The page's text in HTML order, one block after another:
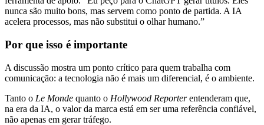
nunca são muito bons, mas servem como ponto de partida. A IA
acelera processos, mas não substitui o olhar humano.”
Por que isso é importante
A discussão mostra um ponto crítico para quem trabalha com
comunicação: a tecnologia não é mais um diferencial, é o ambiente.
Tanto o Le Monde quanto o Hollywood Reporterentenderam que,
na era da IA, o valor da marca está em ser uma referência confiável,
não apenas em gerar tráfego.